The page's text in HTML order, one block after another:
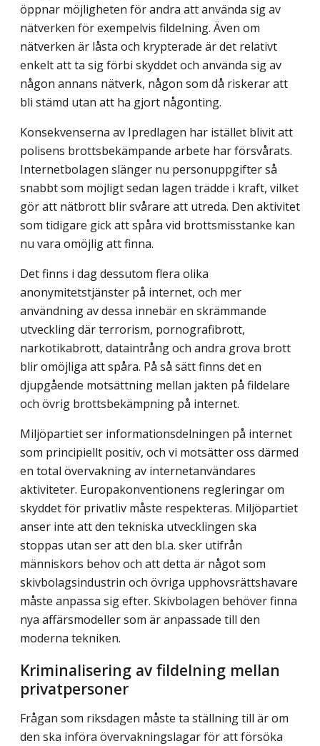
öppnar möjligheten för andra att använda sig av
nätverken för exempelvis fildelning. Även om
nätverken är låsta och krypterade är det relativt
enkelt att ta sig förbi skyddet och använda sig av
någon annans nätverk, någon som då riskerar att
bli stämd utan att ha gjort någonting.
Konsekvenserna av Ipredlagen har istället blivit att
polisens brottsbekämpande arbete har försvårats.
Internetbolagen slänger nu personuppgifter så
snabbt som möjligt sedan lagen trädde i kraft, vilket
gör att nätbrott blir svårare att utreda. Den aktivitet
som tidigare gick att spåra vid brottsmisstanke kan
nu vara omöjlig att finna.
Det finns i dag dessutom flera olika
anonymitetstjänster på internet, och mer
användning av dessa innebär en skrämmande
utveckling där terrorism, pornografibrott,
narkotikabrott, dataintrång och andra grova brott
blir omöjliga att spåra. På så sätt finns det en
djupgående motsättning mellan jakten på fildelare
och övrig brottsbekämpning på internet.
Miljöpartiet ser informationsdelningen på internet
som principiellt positiv, och vi motsätter oss därmed
en total övervakning av internetanvändares
aktiviteter. Europakonventionens regleringar om
skyddet för privatliv måste respekteras. Miljöpartiet
anser inte att den tekniska utvecklingen ska
stoppas utan ser att den bl.a. sker utifrån
människors behov och att detta är något som
skivbolagsindustrin och övriga upphovsrättshavare
måste anpassa sig efter. Skivbolagen behöver finna
nya affärsmodeller som är anpassade till den
moderna tekniken.
Kriminalisering av fildelning mellan
privatpersoner
Frågan som riksdagen måste ta ställning till är om
den ska införa övervakningslagar för att försöka